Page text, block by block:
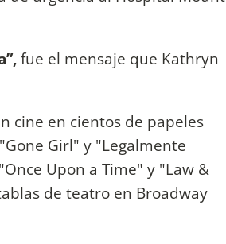
fue el mensaje que Kathryn
cine en cientos de papeles
Girl" y "Legalmente
Upon a Time" y "Law &
de teatro en Broadway